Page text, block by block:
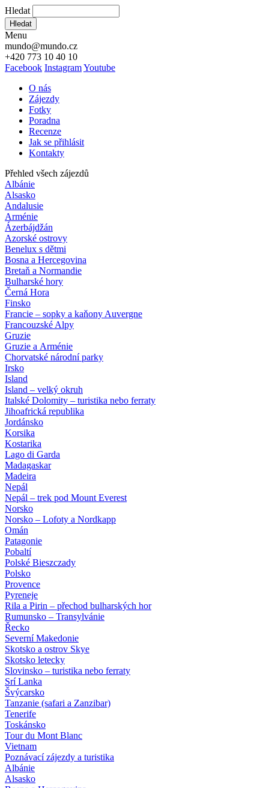
Hledat
Hledat
Menu
mundo@mundo.cz
+420 773 10 40 10
Facebook InstagramYoutube
O nás
Zájezdy
Fotky
Poradna
Recenze
Jak se přihlásit
Kontakty
Přehled všech zájezdů
Albánie
Alsasko
Andalusie
Arménie
Ázerbájdžán
Azorské ostrovy
Benelux s dětmi
Bosna a Hercegovina
Bretaň a Normandie
Bulharské hory
Černá Hora
Finsko
Francie – sopky a kaňony Auvergne
Francouzské Alpy
Gruzie
Gruzie a Arménie
Chorvatské národní parky
Irsko
Island
Island – velký okruh
Italské Dolomity – turistika nebo ferraty
Jihoafrická republika
Jordánsko
Korsika
Kostarika
Lago di Garda
Madagaskar
Madeira
Nepál
Nepál – trek pod Mount Everest
Norsko
Norsko – Lofoty a Nordkapp
Omán
Patagonie
Pobaltí
Polské Bieszczady
Polsko
Provence
Pyreneje
Rila a Pirin – přechod bulharských hor
Rumunsko – Transylvánie
Řecko
Severní Makedonie
Skotsko a ostrov Skye
Skotsko letecky
Slovinsko – turistika nebo ferraty
Srí Lanka
Švýcarsko
Tanzanie (safari a Zanzibar)
Tenerife
Toskánsko
Tour du Mont Blanc
Vietnam
Poznávací zájezdy a turistika
Albánie
Alsasko